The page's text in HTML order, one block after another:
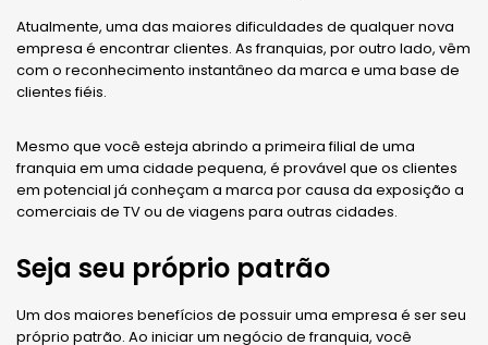
Atualmente, uma das maiores dificuldades de qualquer nova
empresa é encontrar clientes. As franquias, por outro lado, vêm
com o reconhecimento instantâneo da marca e uma base de
clientes fiéis.
Mesmo que você esteja abrindo a primeira filial de uma
franquia em uma cidade pequena, é provável que os clientes
em potencial já conheçam a marca por causa da exposição a
comerciais de TV ou de viagens para outras cidades.
Seja seu próprio patrão
Um dos maiores benefícios de possuir uma empresa é ser seu
próprio patrão. Ao iniciar um negócio de franquia, você